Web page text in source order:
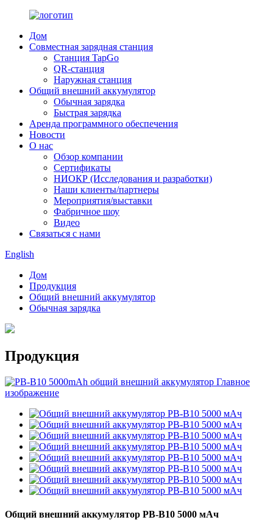
Дом
Совместная зарядная станция
Станция TapGo
QR-станция
Наружная станция
Общий внешний аккумулятор
Обычная зарядка
Быстрая зарядка
Аренда программного обеспечения
Новости
О нас
Обзор компании
Сертификаты
НИОКР (Исследования и разработки)
Наши клиенты/партнеры
Мероприятия/выставки
Фабричное шоу
Видео
Связаться с нами
English
Дом
Продукция
Общий внешний аккумулятор
Обычная зарядка
Продукция
Общий внешний аккумулятор PB-B10 5000 мАч